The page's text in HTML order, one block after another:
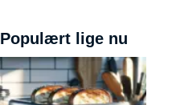
Populært lige nu